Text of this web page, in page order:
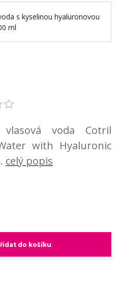
vlasová voda Cotril
with Hyaluronic
celý popis
do košíku